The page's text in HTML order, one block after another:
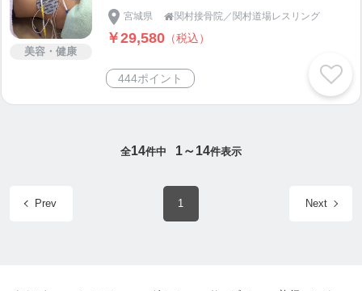
美容・健康
宮城県 関村接骨院／関村道場レスリング
￥29,580 （税込）
444ポイント
全14件中 1～14件表示
Prev 1 Next